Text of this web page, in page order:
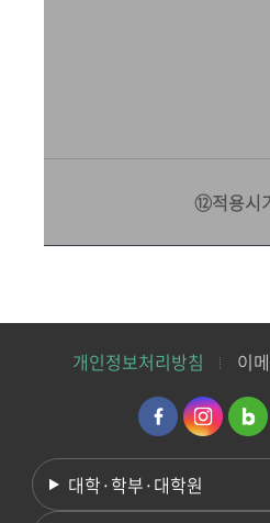
⑫적용시
개인정보처리방침 이
대학·학부·대학원